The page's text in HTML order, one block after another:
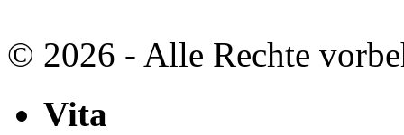
© 2026 - Alle Rechte
Vita